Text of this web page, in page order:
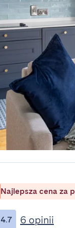
Najlepsza cena za
4.7 6 opinii